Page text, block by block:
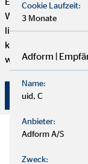
Wenn du genug
lieber
kompetenten und
willst, dann bist du
Cookie Laufzeit:
3 Monate
Adform |
Name:
uid, C
Anbieter:
Adform A/S
Zweck: